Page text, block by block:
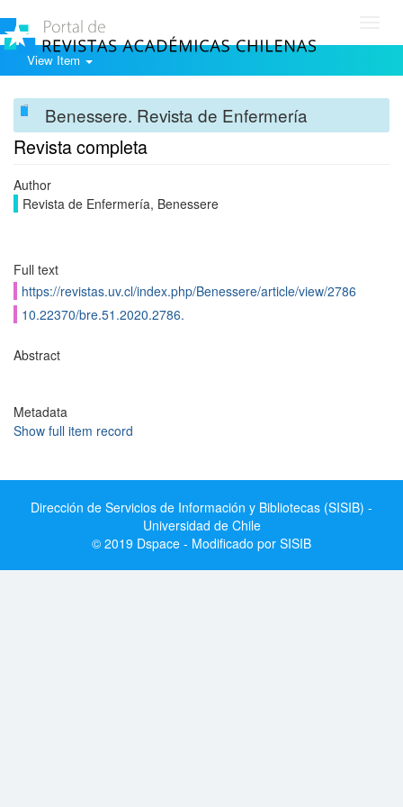
View Item
Benessere. Revista de Enfermería
Revista completa
Author
Revista de Enfermería, Benessere
Full text
https://revistas.uv.cl/index.php/Benessere/article/view/2786
10.22370/bre.51.2020.2786.
Abstract
Metadata
Show full item record
Dirección de Servicios de Información y Bibliotecas (SISIB) -
Universidad de Chile
© 2019 Dspace - Modificado por SISIB